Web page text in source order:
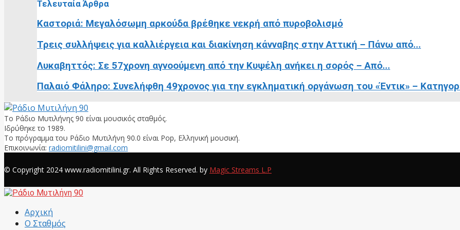
Τελευταία Άρθρα
Καστοριά: Μεγαλόσωμη αρκούδα βρέθηκε νεκρή από πυροβολισμό
Τρεις συλλήψεις για καλλιέργεια και διακίνηση κάνναβης στην Αττική – Πάνω από...
Λυκαβηττός: Σε 57χρονη αγνοούμενη από την Κυψέλη ανήκει η σορός – Από...
Παλαιό Φάληρο: Συνελήφθη 49χρονος για την εγκληματική οργάνωση του «Έντικ» –
Το Ράδιο Μυτιλήνης 90 είναι μουσικός σταθμός.
Ιδρύθηκε το 1989.
Το πρόγραμμα του Ράδιο Μυτιλήνη 90.0 είναι Pop, Ελληνική μουσική.
Επικοινωνία: radiomitilini@gmail.com
© Copyright 2024 www.radiomitilini.gr. All Rights Reserved. by Magic Streams L.P
Αρχική
Ο Σταθμός